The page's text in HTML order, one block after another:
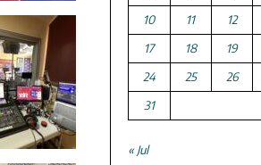
10
11 12
17
18 19
24
25 26
31
« Jul